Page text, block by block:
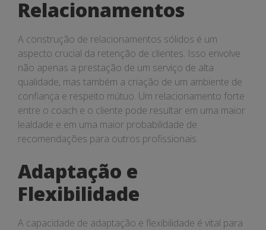
Relacionamentos
A construção de relacionamentos sólidos é um
aspecto crucial da retenção de clientes. Isso envolve
não apenas a prestação de um serviço de alta
qualidade, mas também a criação de um ambiente de
confiança e respeito mútuo. Um relacionamento forte
entre o coach e o cliente pode resultar em uma maior
lealdade e em uma maior probabilidade de
recomendações para outros profissionais.
Adaptação e
Flexibilidade
A capacidade de adaptação e flexibilidade é vital para